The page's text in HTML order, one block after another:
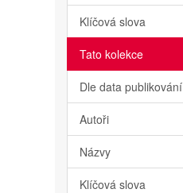
Klíčová slova
Tato kolekce
Dle data publikování
Autoři
Názvy
Klíčová slova